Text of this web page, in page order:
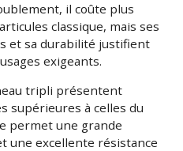
il coûte plus
classique, mais ses
et sa durabilité justifient
exigeants.
tripli présentent
supérieures à celles du
permet une grande
une excellente résistance